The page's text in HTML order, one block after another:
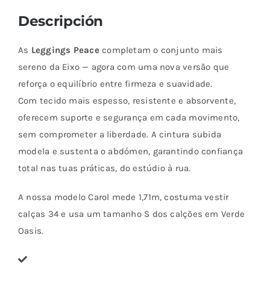
Descripción
As Leggings Peacecompletam o conjunto mais
sereno da Eixo — agora com uma nova versão que
reforça o equilíbrio entre firmeza e suavidade.
Com tecido mais espesso, resistente e absorvente,
oferecem suporte e segurança em cada movimento,
sem comprometer a liberdade. A cintura subida
modela e sustenta o abdómen, garantindo confiança
total nas tuas práticas, do estúdio à rua.
A nossa modelo Carol mede 1,71m, costuma vestir
calças 34 e usa um tamanho S dos calções em Verde
Oasis.